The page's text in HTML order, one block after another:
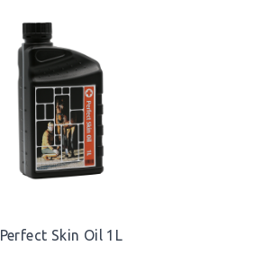
Perfect Skin Oil 1L